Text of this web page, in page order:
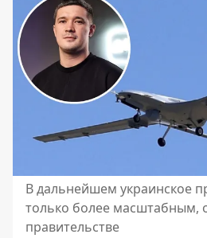
В дальнейшем украинское
только более масштабным,
правительстве